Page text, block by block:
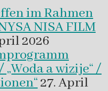
im Rahmen
NISA FILM
2026
„Woda a wizije“ /
27. April